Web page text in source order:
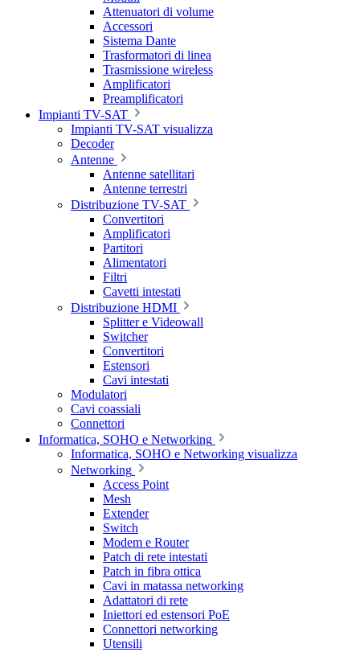
Attenuatori di volume
Accessori
Sistema Dante
Trasformatori di linea
Trasmissione wireless
Amplificatori
Preamplificatori
Impianti TV-SAT
Impianti TV-SAT visualizza
Decoder
Antenne
Antenne satellitari
Antenne terrestri
Distribuzione TV-SAT
Convertitori
Amplificatori
Partitori
Alimentatori
Filtri
Cavetti intestati
Distribuzione HDMI
Splitter e Videowall
Switcher
Convertitori
Estensori
Cavi intestati
Modulatori
Cavi coassiali
Connettori
Informatica, SOHO e Networking
Informatica, SOHO e Networking visualizza
Networking
Access Point
Mesh
Extender
Switch
Modem e Router
Patch di rete intestati
Patch in fibra ottica
Cavi in matassa networking
Adattatori di rete
Iniettori ed estensori PoE
Connettori networking
Utensili